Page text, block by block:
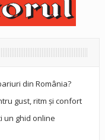
din România?
gust, ritm și confort
un ghid online